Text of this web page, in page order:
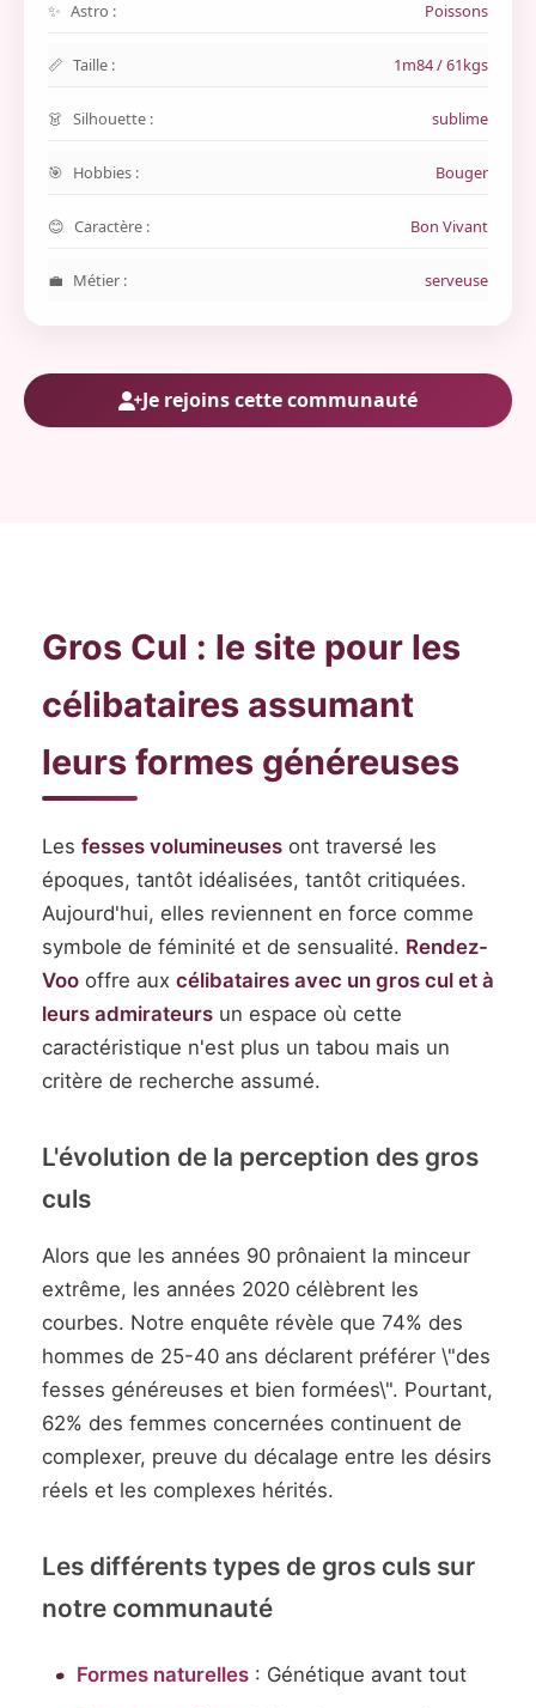
Astro : Poissons
Taille : 1m84 / 61kgs
Silhouette : sublime
Hobbies : Bouger
Caractère : Bon Vivant
Métier : serveuse
Je rejoins cette communauté
Gros Cul : le site pour les
célibataires assumant
leurs formes généreuses
Les fesses volumineuses ont traversé les
époques, tantôt idéalisées, tantôt critiquées.
Aujourd'hui, elles reviennent en force comme
symbole de féminité et de sensualité. Rendez-
Voo offre aux célibataires avec un gros cul et à
leurs admirateurs un espace où cette
caractéristique n'est plus un tabou mais un
critère de recherche assumé.
L'évolution de la perception des gros
culs
Alors que les années 90 prônaient la minceur
extrême, les années 2020 célèbrent les
courbes. Notre enquête révèle que 74% des
hommes de 25-40 ans déclarent préférer \"des
fesses généreuses et bien formées\". Pourtant,
62% des femmes concernées continuent de
complexer, preuve du décalage entre les désirs
réels et les complexes hérités.
Les différents types de gros culs sur
notre communauté
Formes naturelles: Génétique avant tout